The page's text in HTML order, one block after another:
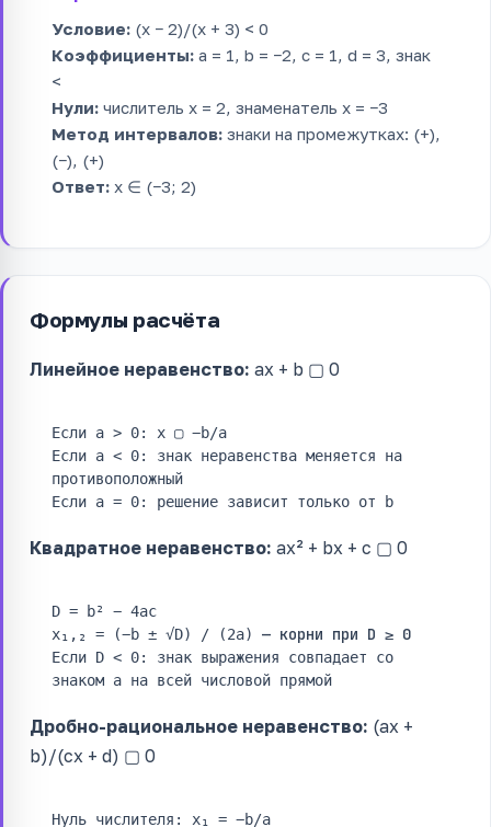
Условие: (x − 2)/(x + 3) < 0
Коэффициенты: a = 1, b = −2, c = 1, d = 3, знак
<
Нули: числитель x = 2, знаменатель x = −3
Метод интервалов: знаки на промежутках: (+),
(−), (+)
Ответ: x ∈ (−3; 2)
Формулы расчёта
Линейное неравенство: ax + b ▢ 0
Если a > 0: x ▢ −b/a
Если a < 0: знак неравенства меняется на
противоположный
Если a = 0: решение зависит только от b
Квадратное неравенство: ax² + bx + c ▢ 0
D = b² − 4ac
x₁,₂ = (−b ± √D) / (2a)
— корни при D ≥ 0
Если D < 0: знак выражения совпадает со
знаком a на всей числовой прямой
Дробно-рациональное неравенство: (ax +
b)/(cx + d) ▢ 0
Нуль числителя: x₁ = −b/a